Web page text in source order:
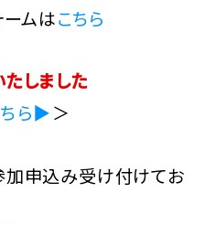
ームはこちら
しました
ら▶＞
申込み受け付けてお